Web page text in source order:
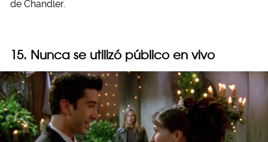
de Chandler.
15. Nunca se utilizó público en vivo